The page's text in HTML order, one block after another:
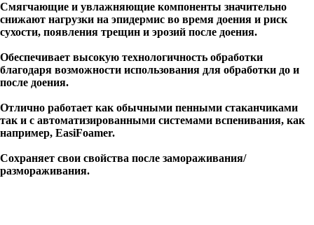
Смягчающие и увлажняющие компоненты значительно
снижают нагрузки на эпидермис во время доения и риск
сухости, появления трещин и эрозий после доения.
Обеспечивает высокую технологичность обработки
благодаря возможности использования для обработки до и
после доения.
Отлично работает как обычными пенными стаканчиками
так и с автоматизированными системами вспенивания, как
например, EasiFoamer.
Сохраняет свои свойства после замораживания/
размораживания.